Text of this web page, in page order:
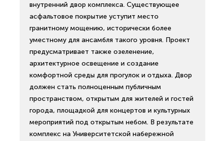
внутренний двор комплекса. Существующее
асфальтовое покрытие уступит место
гранитному мощению, исторически более
уместному для ансамбля такого уровня. Проект
предусматривает также озеленение,
архитектурное освещение и создание
комфортной среды для прогулок и отдыха. Двор
должен стать полноценным публичным
пространством, открытым для жителей и гостей
города, площадкой для концертов и культурных
мероприятий под открытым небом. В результате
комплекс на Университетской набережной